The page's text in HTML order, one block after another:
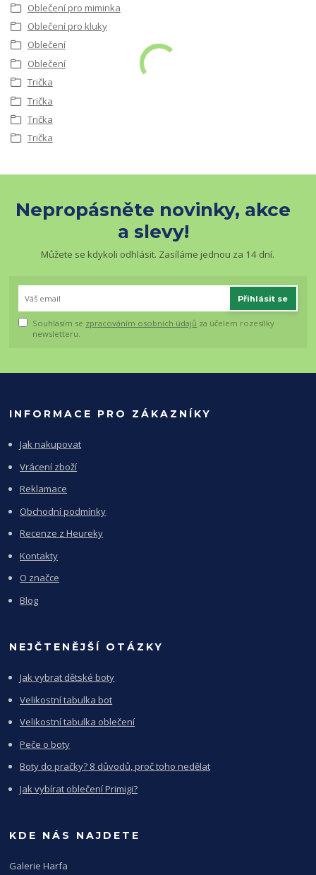
Oblečení pro miminka
Oblečení pro kluky
Oblečení
Oblečení
Trička
Trička
Trička
Trička
Nepropásněte novinky, akce
a slevy!
Můžete se kdykoli odhlásit. Zasíláme jednou za 14 dní.
Přihlásit se
Souhlasím se zpracováním osobních údajů za účelem rozesílky
newsletteru.
INFORMACE PRO ZÁKAZNÍKY
Jak nakupovat
Vrácení zboží
Reklamace
Obchodní podmínky
Recenze z Heureky
Kontakty
O značce
Blog
NEJČTENĚJŠÍ OTÁZKY
Jak vybrat dětské boty
Velikostní tabulka bot
Velikostní tabulka oblečení
Peče o boty
Boty do pračky? 8 důvodů, proč toho nedělat
Jak vybírat oblečení Primigi?
KDE NÁS NAJDETE
Galerie Harfa